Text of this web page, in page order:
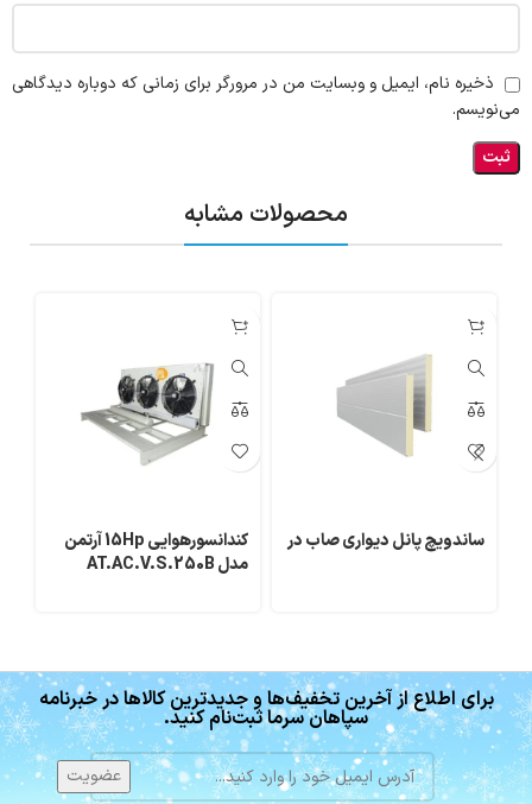
ذخیره نام، ایمیل و وبسایت من در مرورگر برای زمانی که دوباره دیدگاهی
می‌نویسم.
محصولات مشابه
ساندویچ پانل دیواری صاب در
کندانسورهوایی 15Hp آرتمن
مدل AT.AC.V.S.250B
برای اطلاع از آخرین تخفیف‌ها و جدیدترین کالاها در خبرنامه
سپاهان سرما ثبت‌نام کنید.